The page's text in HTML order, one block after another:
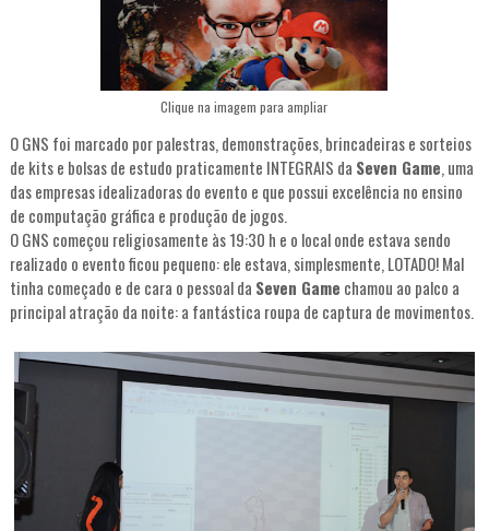
Clique na imagem para ampliar
O GNS foi marcado por palestras, demonstrações, brincadeiras e sorteios
de kits e bolsas de estudo praticamente INTEGRAIS da Seven Game, uma
das empresas idealizadoras do evento e que possui excelência no ensino
de computação gráfica e produção de jogos.
O GNS começou religiosamente às 19:30 h e o local onde estava sendo
realizado o evento ficou pequeno: ele estava, simplesmente, LOTADO! Mal
tinha começado e de cara o pessoal da Seven Game chamou ao palco a
principal atração da noite: a fantástica roupa de captura de movimentos.